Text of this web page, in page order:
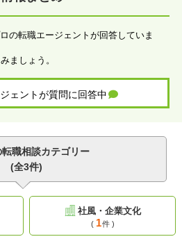
の転職エージェントが回答していま
ましょう。
ェントが質問に回答中
職相談カテゴリー
(全3件)
社風・企業文化
( 1件 )